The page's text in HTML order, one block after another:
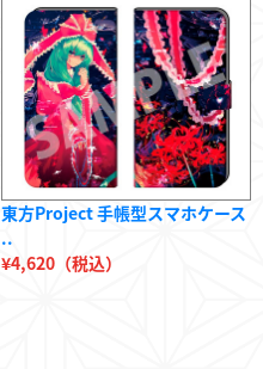
東方Project 手帳型スマホケース
..
¥4,620（税込）